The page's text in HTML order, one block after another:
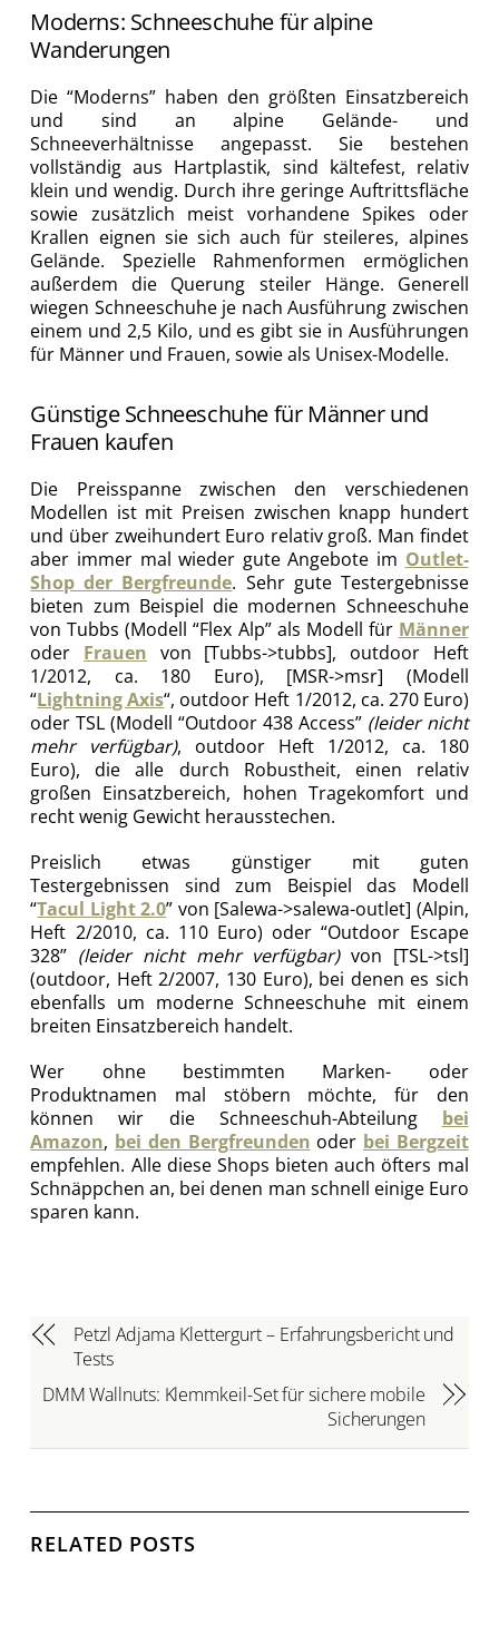
Moderns: Schneeschuhe für alpine
Wanderungen
Die “Moderns” haben den größten Einsatzbereich
und sind an alpine Gelände- und
Schneeverhältnisse angepasst. Sie bestehen
vollständig aus Hartplastik, sind kältefest, relativ
klein und wendig. Durch ihre geringe Auftrittsfläche
sowie zusätzlich meist vorhandene Spikes oder
Krallen eignen sie sich auch für steileres, alpines
Gelände. Spezielle Rahmenformen ermöglichen
außerdem die Querung steiler Hänge. Generell
wiegen Schneeschuhe je nach Ausführung zwischen
einem und 2,5 Kilo, und es gibt sie in Ausführungen
für Männer und Frauen, sowie als Unisex-Modelle.
Günstige Schneeschuhe für Männer und
Frauen kaufen
Die Preisspanne zwischen den verschiedenen
Modellen ist mit Preisen zwischen knapp hundert
und über zweihundert Euro relativ groß. Man findet
aber immer mal wieder gute Angebote im Outlet-
Shop der Bergfreunde. Sehr gute Testergebnisse
bieten zum Beispiel die modernen Schneeschuhe
von Tubbs (Modell “Flex Alp” als Modell für Männer
oder Frauen von [Tubbs->tubbs], outdoor Heft
1/2012, ca. 180 Euro), [MSR->msr] (Modell
“Lightning Axis“, outdoor Heft 1/2012, ca. 270 Euro)
oder TSL (Modell “Outdoor 438 Access” (leider nicht
mehr verfügbar), outdoor Heft 1/2012, ca. 180
Euro), die alle durch Robustheit, einen relativ
großen Einsatzbereich, hohen Tragekomfort und
recht wenig Gewicht herausstechen.
Preislich etwas günstiger mit guten
Testergebnissen sind zum Beispiel das Modell
“Tacul Light 2.0” von [Salewa->salewa-outlet] (Alpin,
Heft 2/2010, ca. 110 Euro) oder “Outdoor Escape
328” (leider nicht mehr verfügbar)von [TSL->tsl]
(outdoor, Heft 2/2007, 130 Euro), bei denen es sich
ebenfalls um moderne Schneeschuhe mit einem
breiten Einsatzbereich handelt.
Wer ohne bestimmten Marken- oder
Produktnamen mal stöbern möchte, für den
können wir die Schneeschuh-Abteilung bei
Amazon, bei den Bergfreunden oder bei Bergzeit
empfehlen. Alle diese Shops bieten auch öfters mal
Schnäppchen an, bei denen man schnell einige Euro
sparen kann.
Petzl Adjama Klettergurt – Erfahrungsbericht und
Tests
DMM Wallnuts: Klemmkeil-Set für sichere mobile
Sicherungen
RELATED POSTS